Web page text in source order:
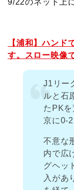
o
k
9/22のネット上
【浦和】ハンド
す。スロー映像
J1リー
ルと石
たPK
京に0-2
不意な
内で広
グヘッ
入があ